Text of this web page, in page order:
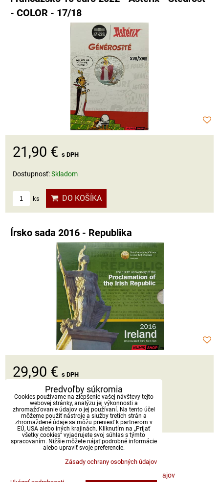
- COLOR - 17/18
21,90 € s DPH
Dostupnosť:Skladom
ks DO KOŠÍKA
Írsko sada 2016 - Republika
29,90 € s DPH
Dostupnosť:Skladom
ks DO KOŠÍKA
Zásady ochrany osobných údajov
Predvoľby súkromia
Cookies používame na zlepšenie vašej návštevy tejto
webovej stránky, analýzu jej výkonnosti a
zhromažďovanie údajov o jej používaní. Na tento účel
môžeme použiť nástroje a služby tretích strán a
zhromaždené údaje sa môžu preniesť k partnerom v
EÚ, USA alebo iných krajinách. Kliknutím na „Prijať
všetky cookies“ vyjadrujete svoj súhlas s týmto
spracovaním. Nižšie môžete nájsť podrobné informácie
alebo upraviť svoje preferencie.
Zásady ochrany osobných údajov